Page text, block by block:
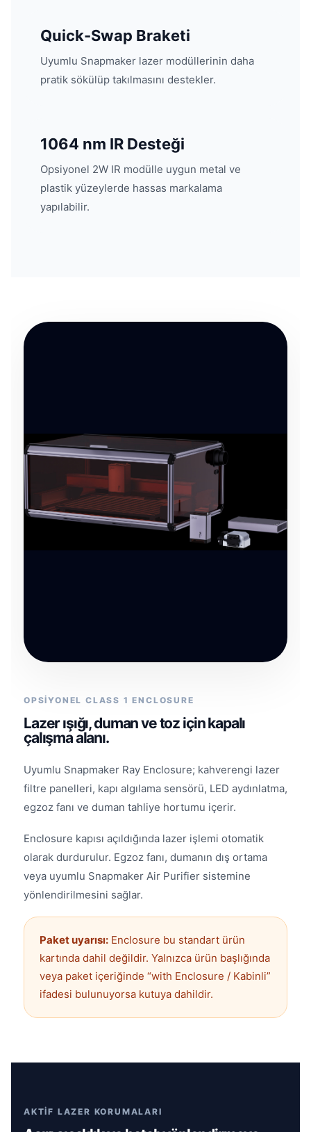
Quick-Swap Braketi
Uyumlu Snapmaker lazer modüllerinin daha
pratik sökülüp takılmasını destekler.
1064 nm IR Desteği
Opsiyonel 2W IR modülle uygun metal ve
plastik yüzeylerde hassas markalama
yapılabilir.
OPSİYONEL CLASS 1 ENCLOSURE
Lazer ışığı, duman ve toz için kapalı
çalışma alanı.
Uyumlu Snapmaker Ray Enclosure; kahverengi lazer
filtre panelleri, kapı algılama sensörü, LED aydınlatma,
egzoz fanı ve duman tahliye hortumu içerir.
Enclosure kapısı açıldığında lazer işlemi otomatik
olarak durdurulur. Egzoz fanı, dumanın dış ortama
veya uyumlu Snapmaker Air Purifier sistemine
yönlendirilmesini sağlar.
Paket uyarısı: Enclosure bu standart ürün
kartında dahil değildir. Yalnızca ürün başlığında
veya paket içeriğinde “with Enclosure / Kabinli”
ifadesi bulunuyorsa kutuya dahildir.
AKTİF LAZER KORUMALARI